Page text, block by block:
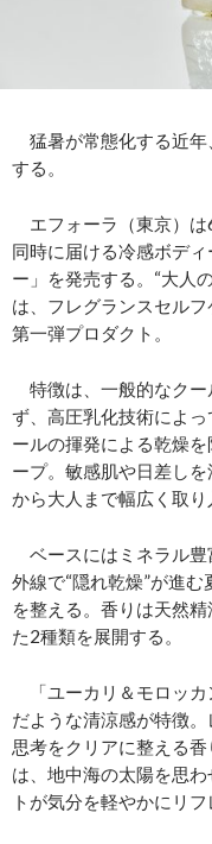
猛暑が常態化する近年
する。
エフォーラ（東京）は
同時に届ける冷感ボデ
ー」を発売する。“大人
は、フレグランスセル
第一弾プロダクト。
特徴は、一般的なクー
ず、高圧乳化技術によ
ールの揮発による乾燥
ープ。敏感肌や日差し
から大人まで幅広く取り
ベースにはミネラル豊
外線で“隠れ乾燥”が進
を整える。香りは天然
た2種類を展開する。
「ユーカリ＆モロッカ
だような清涼感が特徴。
思考をクリアに整える香
は、地中海の太陽を思
トが気分を軽やかにリフ